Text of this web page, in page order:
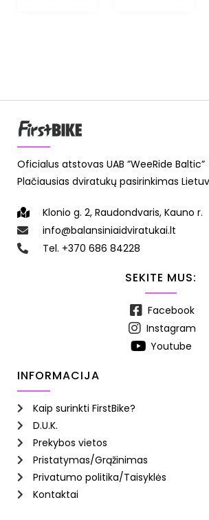
Oficialus atstovas UAB ”WeeRide Baltic”
Plačiausias dviratukų pasirinkimas
Klonio g. 2, Raudondvaris, Kauno r.
info@balansiniaidviratukai.lt
Tel. +370 686 84228
SEKITE MUS:
Facebook
Instagram
Youtube
INFORMACIJA
Kaip surinkti FirstBike?
D.U.K.
Prekybos vietos
Pristatymas/Grąžinimas
Privatumo politika/Taisyklės
Kontaktai